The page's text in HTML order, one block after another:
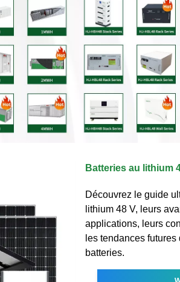
Batteries au lithium
Découvrez le guide
lithium 48 V, leurs
applications, leurs
les tendances
batteries.